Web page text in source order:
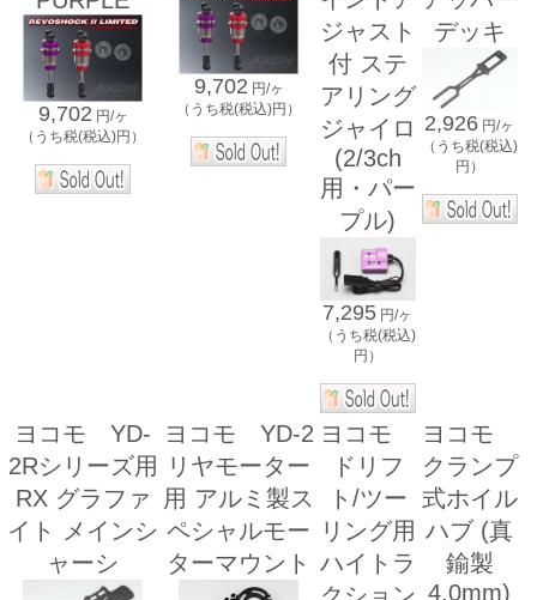
9,702 円/ヶ
（うち税(税込)円）
9,702 円/ヶ
（うち税(税込)円）
ジャスト
付 ステ
アリング
ジャイロ
(2/3ch
用・パー
プル)
7,295 円/ヶ
（うち税(税込)
円）
デッキ
2,926 円/ヶ
（うち税(税込)
円）
ヨコモ YD-
2Rシリーズ用
RX グラファ
イト メインシ
ャーシ
ヨコモ YD-2
リヤモーター
用 アルミ製ス
ペシャルモー
ターマウント
ヨコモ
ドリフ
ト/ツー
リング用
ハイトラ
ヨコモ
クランプ
式ホイル
ハブ (真
鍮製
4.0mm)